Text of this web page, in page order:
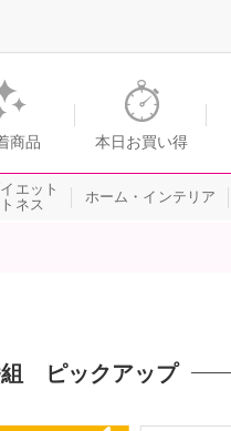
ピングのショップチャンネル
商品 本日お買い得
エット
ネス
ホーム・インテリア
組 ピックアップ